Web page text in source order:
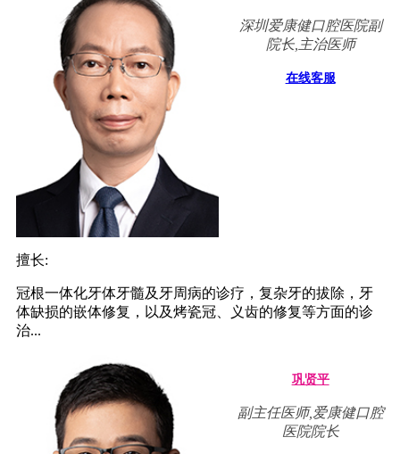
深圳爱康健口腔医院副
院长,主治医师
在线客服
擅长:
冠根一体化牙体牙髓及牙周病的诊疗，复杂牙的拔除，牙
体缺损的嵌体修复，以及烤瓷冠、义齿的修复等方面的诊
治...
巩贤平
副主任医师,爱康健口腔
医院院长